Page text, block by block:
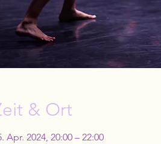
& Ort
Apr. 2024, 20:00 – 22:00